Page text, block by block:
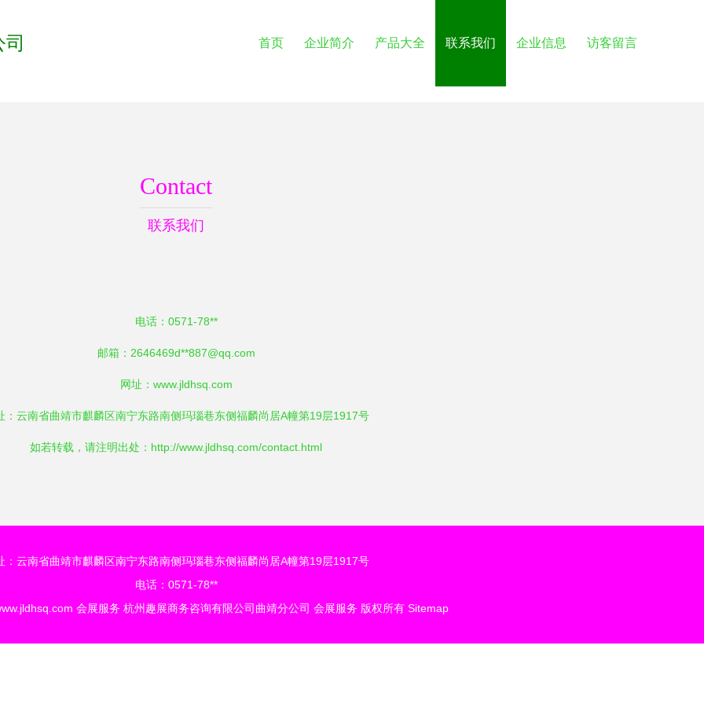
首页 企业简介 产品大全 联系我们 企业信息 访客留言
Contact
联系我们
电话：0571-78**
邮箱：2646469d**887@qq.com
网址： www.jldhsq.com
：云南省曲靖市麒麟区南宁东路南侧玛瑙巷东侧福麟尚居A幢第19层1917号
如若转载，请注明出处：http://www.jldhsq.com/contact.html
：云南省曲靖市麒麟区南宁东路南侧玛瑙巷东侧福麟尚居A幢第19层1917号
电话：0571-78**
会展服务 杭州趣展商务咨询有限公司曲靖分公司 会展服务 版权所有 Sitemap